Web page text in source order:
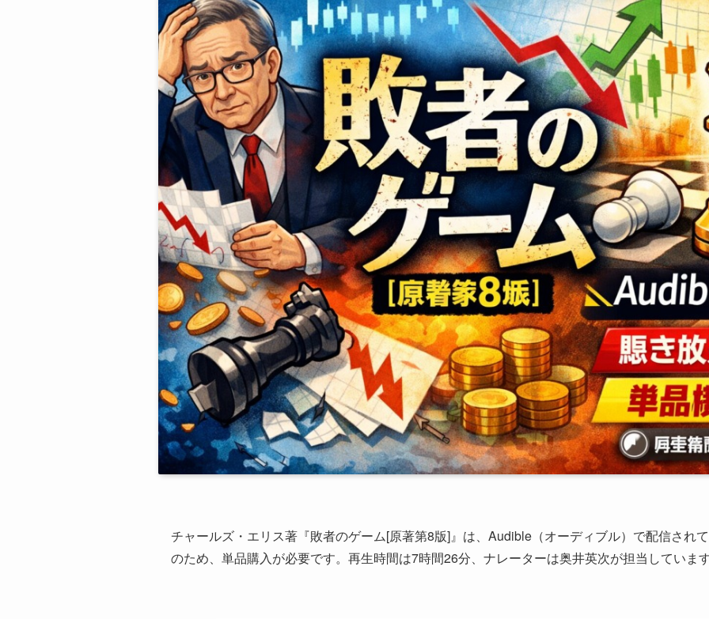
チャールズ・エリス著『敗者のゲーム[原著第8版]』は、Audible（オーディブル）で配信され
のため、単品購入が必要です。再生時間は7時間26分、ナレーターは奥井英次が担当しています